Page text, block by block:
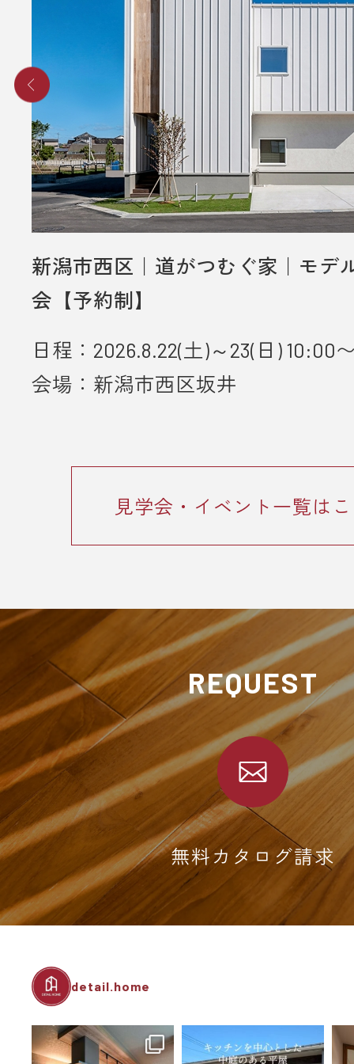
新潟市西区｜道がつむぐ家｜モデ
会【予約制】
日程：2026.8.22(土)～23(日) 10:00
会場：新潟市西区坂井
見学会・イベント一覧は
REQUEST
無料カタログ請求
detail.home